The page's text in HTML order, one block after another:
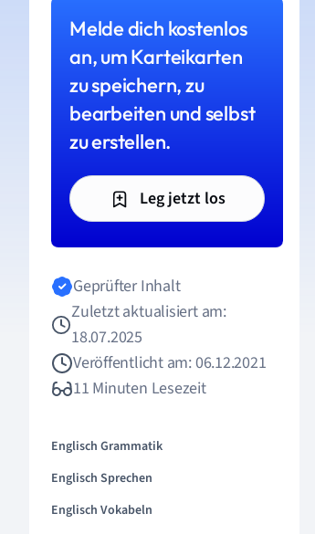
Melde dich kostenlos
an, um Karteikarten
zu speichern, zu
bearbeiten und selbst
zu erstellen.
Leg jetzt los
Geprüfter Inhalt
Zuletzt aktualisiert am:
18.07.2025
Veröffentlicht am: 06.12.2021
11 Minuten Lesezeit
Englisch Grammatik
Englisch Sprechen
Englisch Vokabeln